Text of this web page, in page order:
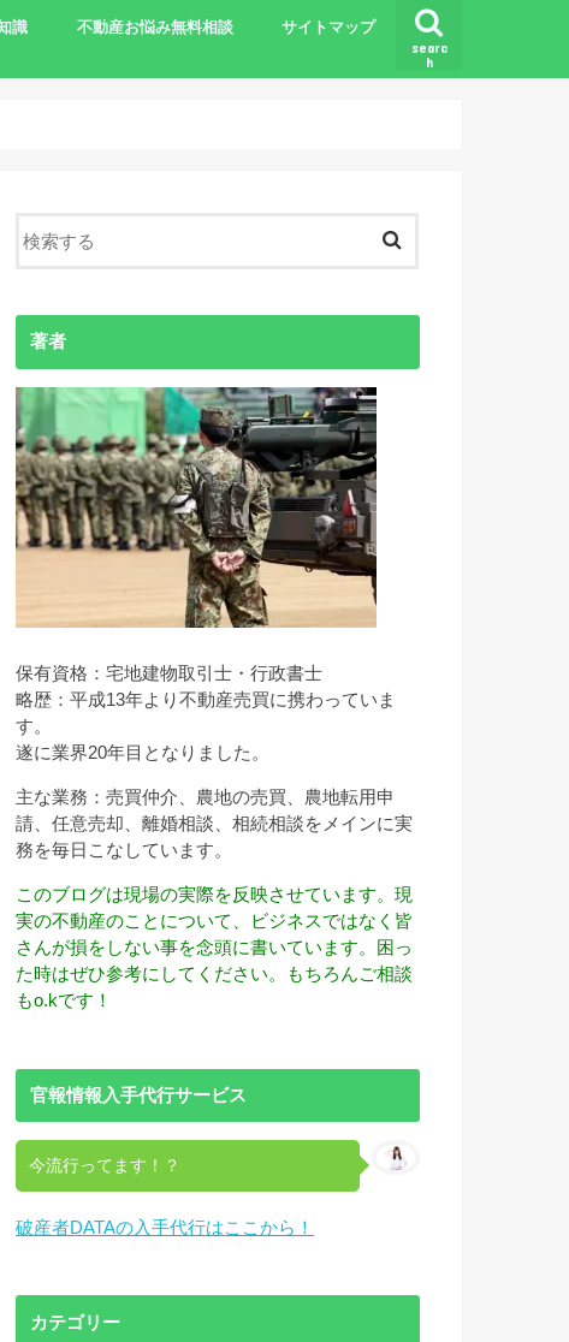
searc
h
識
の基礎知識
不動産お悩み無料相談 サイトマップ
著者
保有資格：宅地建物取引士・行政書士
略歴：平成13年より不動産売買に携わっていま
す。
遂に業界20年目となりました。
主な業務：売買仲介、農地の売買、農地転用申
請、任意売却、離婚相談、相続相談をメインに実
務を毎日こなしています。
このブログは現場の実際を反映させています。現
実の不動産のことについて、ビジネスではなく皆
さんが損をしない事を念頭に書いています。困っ
た時はぜひ参考にしてください。もちろんご相談
もo.kです！
官報情報入手代行サービス
今流行ってます！？
破産者DATAの入手代行はここから！
カテゴリー